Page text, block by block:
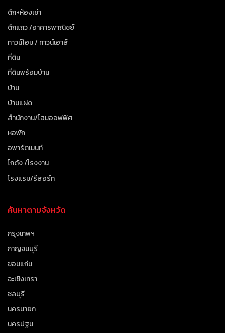
ตึก+ห้องเช่า
ตึกแถว /อาคารพาณิชย์
ทาวน์โฮม / ทาวน์เฮาส์
ที่ดิน
ที่ดินพร้อมบ้าน
บ้าน
บ้านแฝด
สำนักงาน/โฮมออฟฟิศ
หอพัก
อพาร์ตเมนท์
โกดัง /โรงงาน
โรงแรม/รีสอร์ท
ค้นหาตามจังหวัด
กรุงเทพฯ
กาญจนบุรี
ขอนแก่น
ฉะเชิงเทรา
ชลบุรี
นครนายก
นครปฐม